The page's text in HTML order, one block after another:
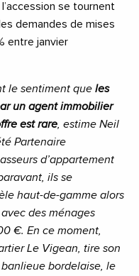
se tournent
demandes de mises
entre janvier
le sentiment que les
un agent immobilier
est rare, estime Neil
Partenaire
d’appartement
ils se
haut-de-gamme alors
des ménages
€. En ce moment,
Le Vigean, tire son
bordelaise, le